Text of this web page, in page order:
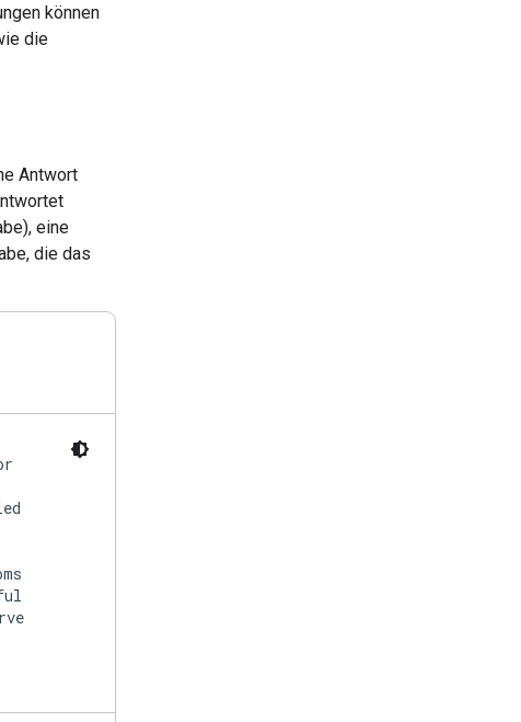
können
die
Antwort
eine
die das